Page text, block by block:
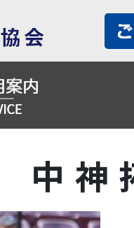
中神